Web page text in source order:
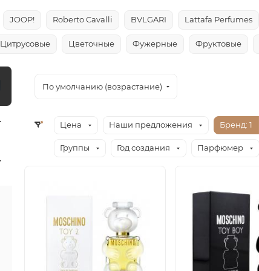
JOOP! Roberto Cavalli BVLGARI Lattafa Perfumes
Цитрусовые Цветочные Фужерные Фруктовые
По умолчанию (возрастание)
Цена Наши предложения Бренд: 1
Группы Год создания Парфюмер